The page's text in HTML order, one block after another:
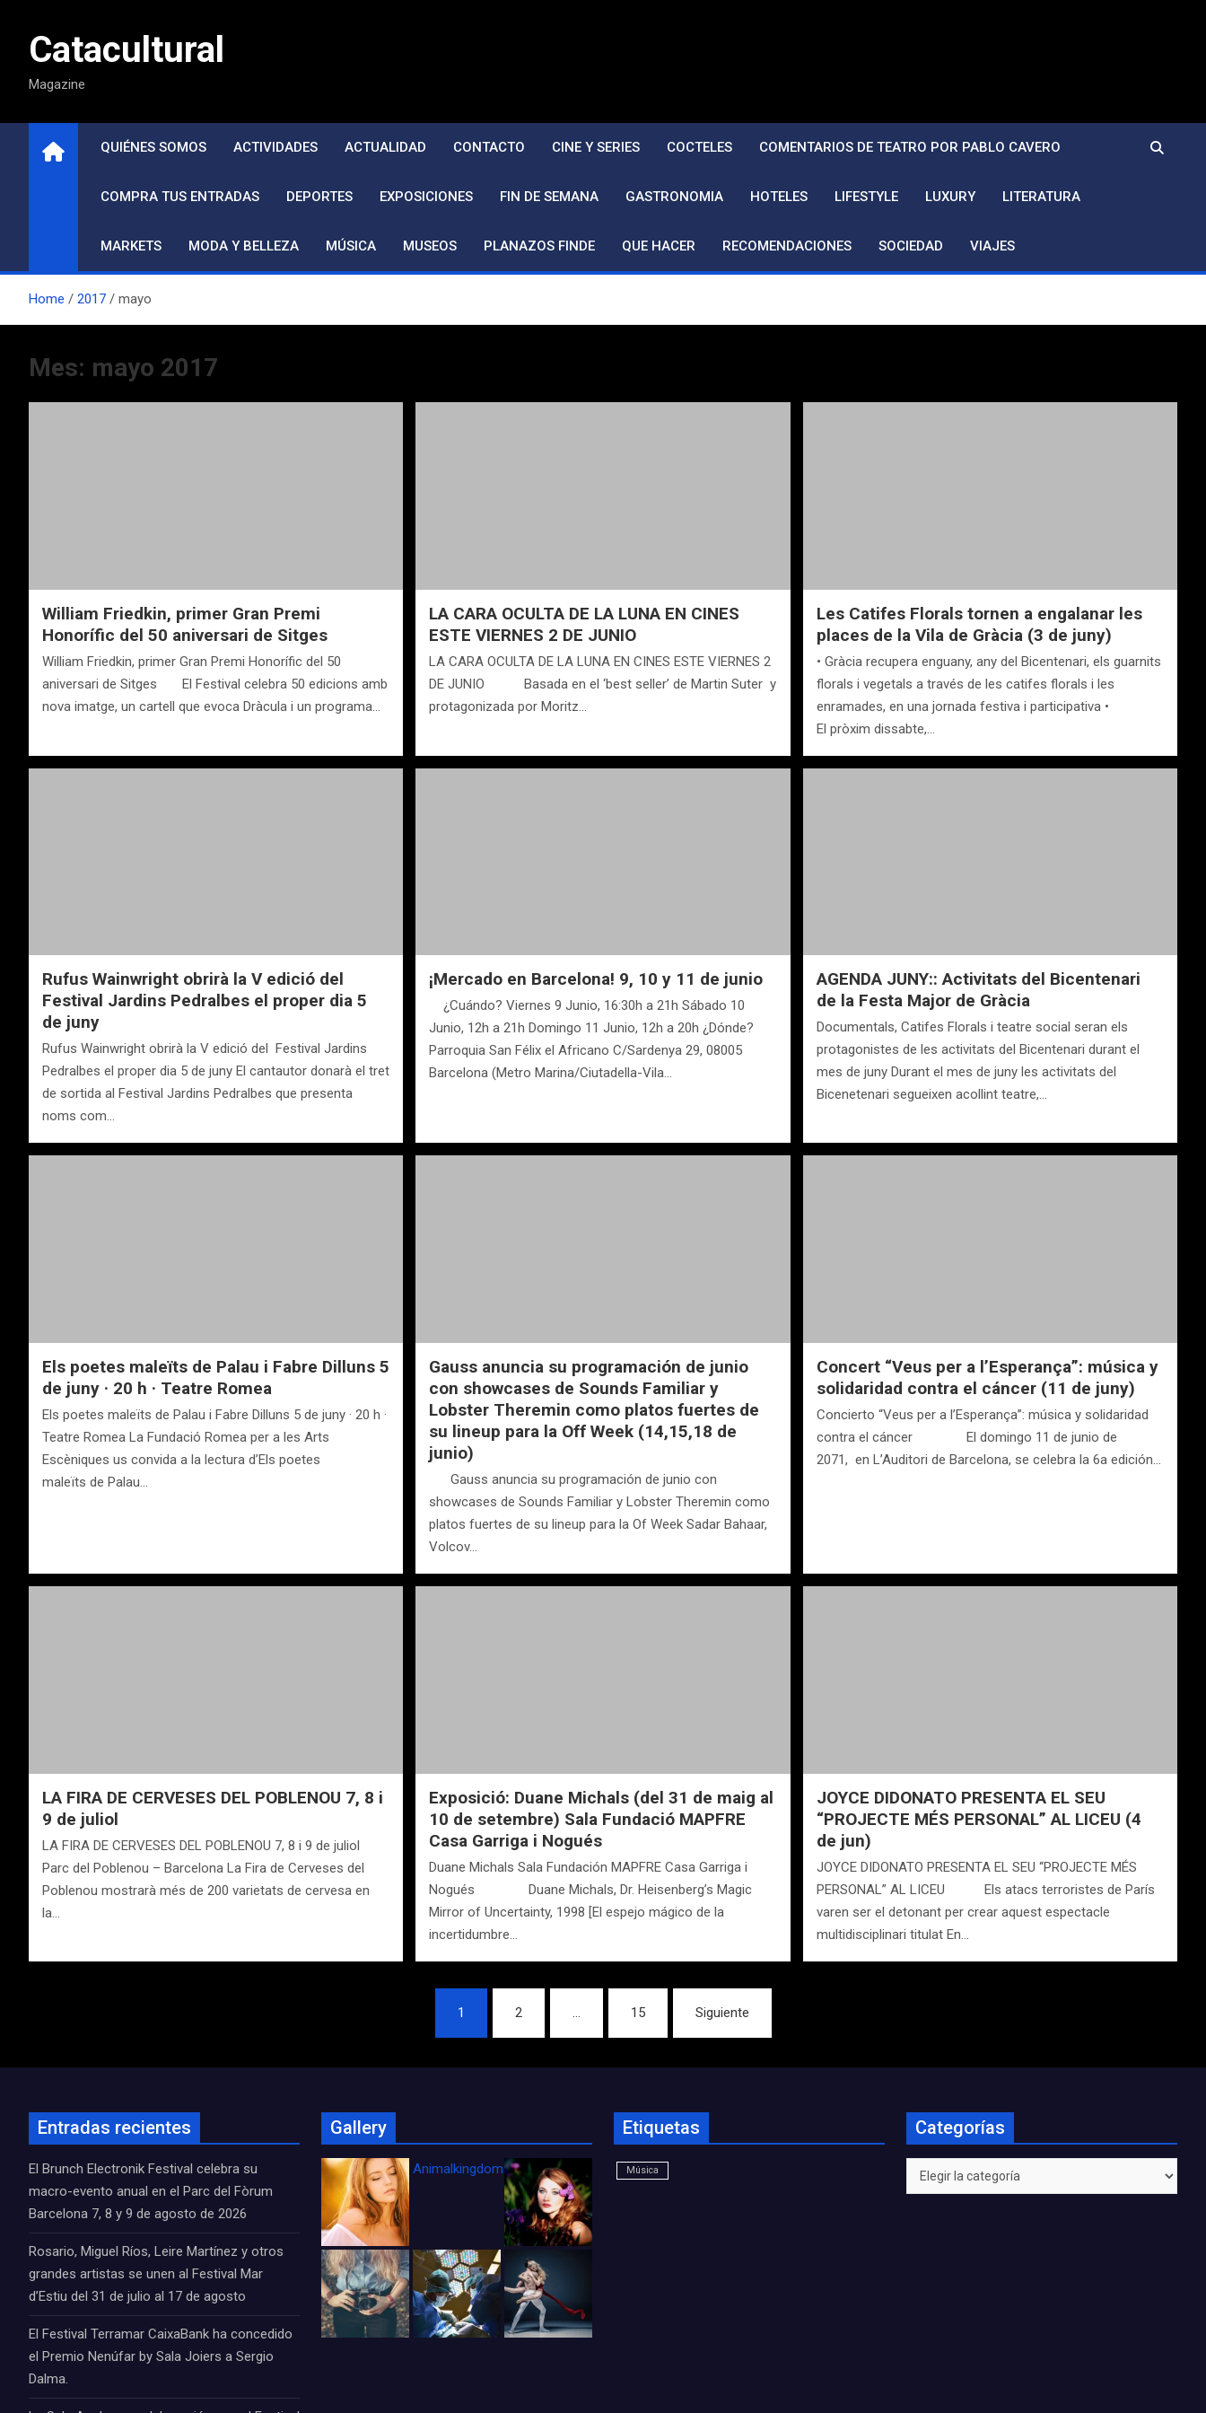
contenidoCatacultural
Magazine
QUIÉNES SOMOS ACTIVIDADES ACTUALIDAD CONTACTO CINE Y SERIES COCTELES COMENTARIOS DE TEATRO POR PABLO CAVERO
COMPRA TUS ENTRADAS DEPORTES EXPOSICIONES FIN DE SEMANA GASTRONOMIA HOTELES LIFESTYLE LUXURY LITERATURA
MARKETS MODA Y BELLEZA MÚSICA MUSEOS PLANAZOS FINDE QUE HACER RECOMENDACIONES SOCIEDAD VIAJES
Home 2017 mayo
Mes: mayo 2017
William Friedkin, primer Gran Premi
Honorífic del 50 aniversari de Sitges
William Friedkin, primer Gran Premi Honorífic del 50
aniversari de Sitges El Festival celebra 50 edicions amb
nova imatge, un cartell que evoca Dràcula i un programa…
LA CARA OCULTA DE LA LUNA EN CINES
ESTE VIERNES 2 DE JUNIO
LA CARA OCULTA DE LA LUNA EN CINES ESTE VIERNES 2
DE JUNIO Basada en el ‘best seller’ de Martin Suter y
protagonizada por Moritz…
Les Catifes Florals tornen a engalanar les
places de la Vila de Gràcia (3 de juny)
• Gràcia recupera enguany, any del Bicentenari, els guarnits
florals i vegetals a través de les catifes florals i les
enramades, en una jornada festiva i participativa •
El pròxim dissabte,…
Rufus Wainwright obrirà la V edició del
Festival Jardins Pedralbes el proper dia 5
de juny
Rufus Wainwright obrirà la V edició del Festival Jardins
Pedralbes el proper dia 5 de juny El cantautor donarà el tret
de sortida al Festival Jardins Pedralbes que presenta
noms com…
¡Mercado en Barcelona! 9, 10 y 11 de junio
¿Cuándo? Viernes 9 Junio, 16:30h a 21h Sábado 10
Junio, 12h a 21h Domingo 11 Junio, 12h a 20h ¿Dónde?
Parroquia San Félix el Africano C/Sardenya 29, 08005
Barcelona (Metro Marina/Ciutadella-Vila…
AGENDA JUNY:: Activitats del Bicentenari
de la Festa Major de Gràcia
Documentals, Catifes Florals i teatre social seran els
protagonistes de les activitats del Bicentenari durant el
mes de juny Durant el mes de juny les activitats del
Bicenetenari segueixen acollint teatre,…
Els poetes maleïts de Palau i Fabre Dilluns 5
de juny · 20 h · Teatre Romea
Els poetes maleïts de Palau i Fabre Dilluns 5 de juny · 20 h ·
Teatre Romea La Fundació Romea per a les Arts
Escèniques us convida a la lectura d’Els poetes
maleïts de Palau…
Gauss anuncia su programación de junio
con showcases de Sounds Familiar y
Lobster Theremin como platos fuertes de
su lineup para la Off Week (14,15,18 de
junio)
Gauss anuncia su programación de junio con
showcases de Sounds Familiar y Lobster Theremin como
platos fuertes de su lineup para la Of Week Sadar Bahaar,
Volcov…
Concert “Veus per a l’Esperança”: música y
solidaridad contra el cáncer (11 de juny)
Concierto “Veus per a l’Esperança”: música y solidaridad
contra el cáncer El domingo 11 de junio de
2071, en L’Auditori de Barcelona, se celebra la 6a edición…
LA FIRA DE CERVESES DEL POBLENOU 7, 8 i
9 de juliol
LA FIRA DE CERVESES DEL POBLENOU 7, 8 i 9 de juliol
Parc del Poblenou – Barcelona La Fira de Cerveses del
Poblenou mostrarà més de 200 varietats de cervesa en
la…
Exposició: Duane Michals (del 31 de maig al
10 de setembre) Sala Fundació MAPFRE
Casa Garriga i Nogués
Duane Michals Sala Fundación MAPFRE Casa Garriga i
Nogués Duane Michals, Dr. Heisenberg’s Magic
Mirror of Uncertainty, 1998 [El espejo mágico de la
incertidumbre…
JOYCE DIDONATO PRESENTA EL SEU
“PROJECTE MÉS PERSONAL” AL LICEU (4
de jun)
JOYCE DIDONATO PRESENTA EL SEU “PROJECTE MÉS
PERSONAL” AL LICEU Els atacs terroristes de París
varen ser el detonant per crear aquest espectacle
multidisciplinari titulat En…
entradas
1 2 … 15 Siguiente
Entradas recientes
El Brunch Electronik Festival celebra su
macro-evento anual en el Parc del Fòrum
Barcelona 7, 8 y 9 de agosto de 2026
Rosario, Miguel Ríos, Leire Martínez y otros
grandes artistas se unen al Festival Mar
d’Estiu del 31 de julio al 17 de agosto
El Festival Terramar CaixaBank ha concedido
el Premio Nenúfar by Sala Joiers a Sergio
Dalma.
Gallery
Animalkingdom_FichaCine
Etiquetas
Música
Categorías
Categorías